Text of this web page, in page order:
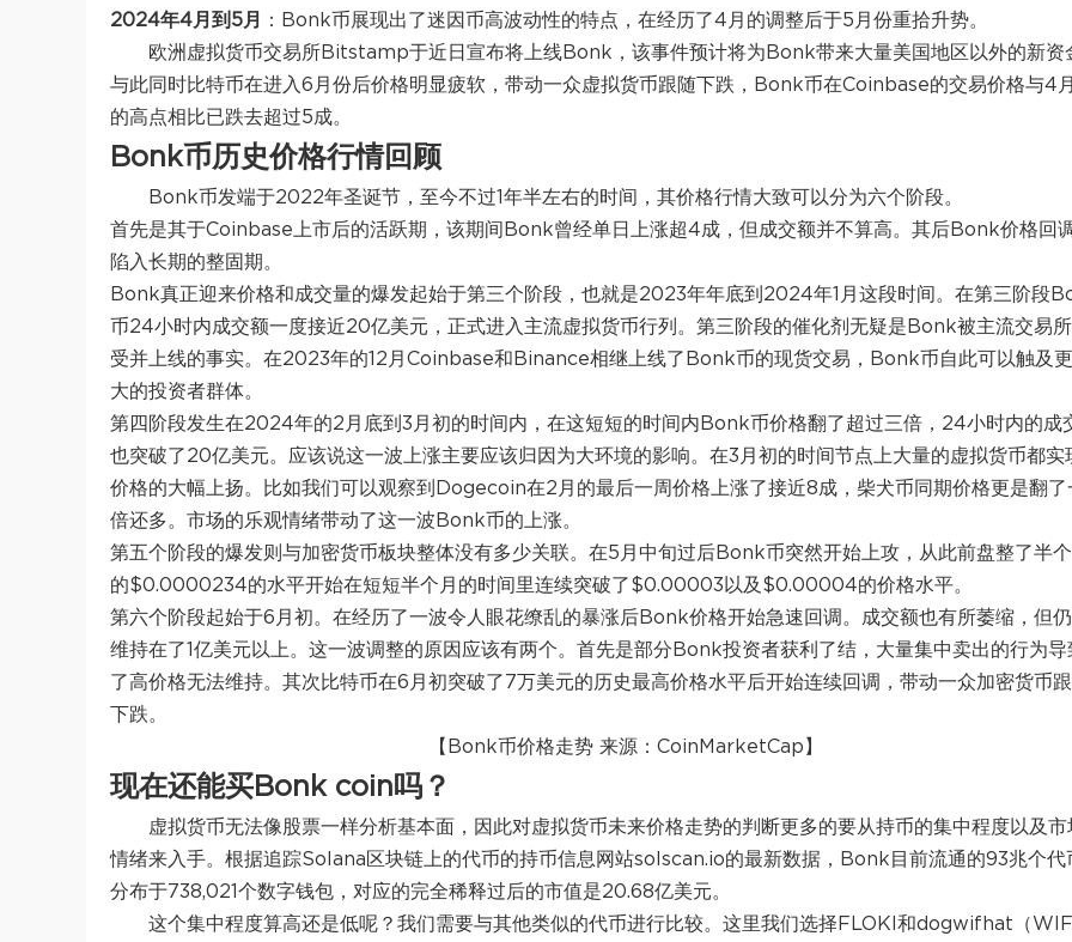
2024年4月到5月
：Bonk币展现出了迷因币高波动性的特点，在经历了4月的调整后于5月份重拾升势。
欧洲虚拟货币交易所Bitstamp于近日宣布将上线Bonk，该事件预计将为Bonk带来大量美国地区以外的新资
与此同时比特币在进入6月份后价格明显疲软，带动一众虚拟货币跟随下跌，Bonk币在Coinbase的交易价格与4
的高点相比已跌去超过5成。
Bonk币历史价格行情回顾
Bonk币发端于2022年圣诞节，至今不过1年半左右的时间，其价格行情大致可以分为六个阶段。
首先是其于Coinbase上市后的活跃期，该期间Bonk曾经单日上涨超4成，但成交额并不算高。其后Bonk价格回调
陷入长期的整固期。
Bonk真正迎来价格和成交量的爆发起始于第三个阶段，也就是2023年年底到2024年1月这段时间。在第三阶段
币24小时内成交额一度接近20亿美元，正式进入主流虚拟货币行列。第三阶段的催化剂无疑是Bonk被主流交易
受并上线的事实。在2023年的12月Coinbase和Binance相继上线了Bonk币的现货交易，Bonk币自此可以触及
大的投资者群体。
第四阶段发生在2024年的2月底到3月初的时间内，在这短短的时间内Bonk币价格翻了超过三倍，24小时内的成
也突破了20亿美元。应该说这一波上涨主要应该归因为大环境的影响。在3月初的时间节点上大量的虚拟货币都实
价格的大幅上扬。比如我们可以观察到Dogecoin在2月的最后一周价格上涨了接近8成，柴犬币同期价格更是翻了
倍还多。市场的乐观情绪带动了这一波Bonk币的上涨。
第五个阶段的爆发则与加密货币板块整体没有多少关联。在5月中旬过后Bonk币突然开始上攻，从此前盘整了半个
的$0.0000234的水平开始在短短半个月的时间里连续突破了$0.00003以及$0.00004的价格水平。
第六个阶段起始于6月初。在经历了一波令人眼花缭乱的暴涨后Bonk价格开始急速回调。成交额也有所萎缩，但
维持在了1亿美元以上。这一波调整的原因应该有两个。首先是部分Bonk投资者获利了结，大量集中卖出的行为导
了高价格无法维持。其次比特币在6月初突破了7万美元的历史最高价格水平后开始连续回调，带动一众加密货币
下跌。
【Bonk币价格走势 来源：CoinMarketCap】
现在还能买Bonk coin吗？
虚拟货币无法像股票一样分析基本面，因此对虚拟货币未来价格走势的判断更多的要从持币的集中程度以及市
情绪来入手。根据追踪Solana区块链上的代币的持币信息网站solscan.io的最新数据，Bonk目前流通的93兆个代
分布于738,021个数字钱包，对应的完全稀释过后的市值是20.68亿美元。
这个集中程度算高还是低呢？我们需要与其他类似的代币进行比较。这里我们选择FLOKI和dogwifhat（WIF